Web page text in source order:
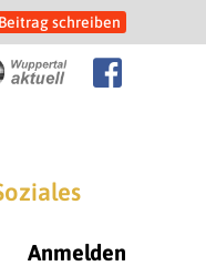
Beitrag schreiben
Anmelden